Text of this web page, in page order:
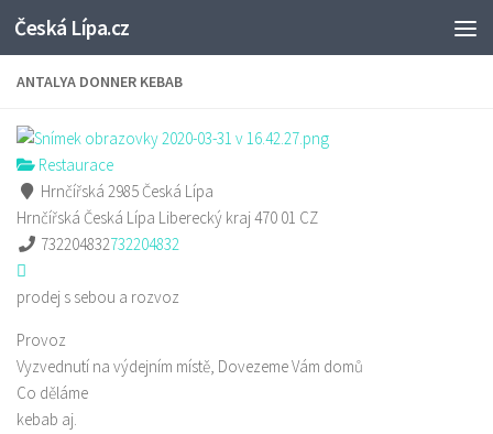
Skip to content
Česká Lípa.cz
ANTALYA DONNER KEBAB
Restaurace
Hrnčířská 2985 Česká Lípa
Hrnčířská Česká Lípa Liberecký kraj470 01 CZ
732204832732204832
prodej s sebou a rozvoz
Provoz
Vyzvednutí na výdejním místě, Dovezeme Vám domů
Co děláme
kebab aj.